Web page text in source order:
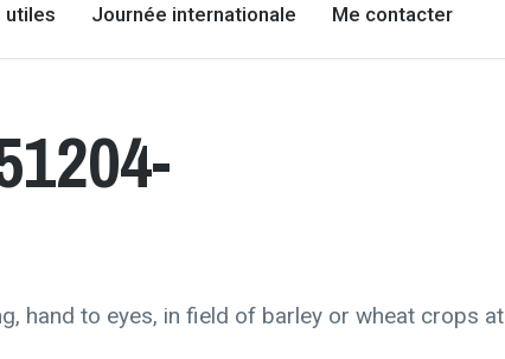
utiles Journée internationale Me contacter
hand to eyes, in field of barley or wheat crops at